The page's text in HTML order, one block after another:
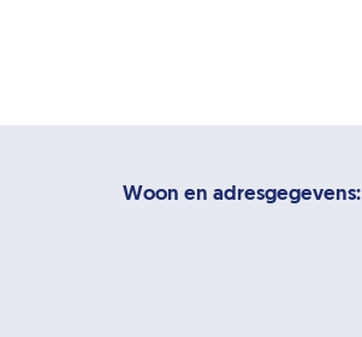
Woon en adresgegevens: